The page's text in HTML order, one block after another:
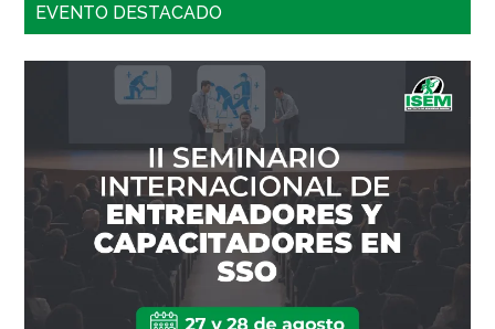
EVENTO DESTACADO